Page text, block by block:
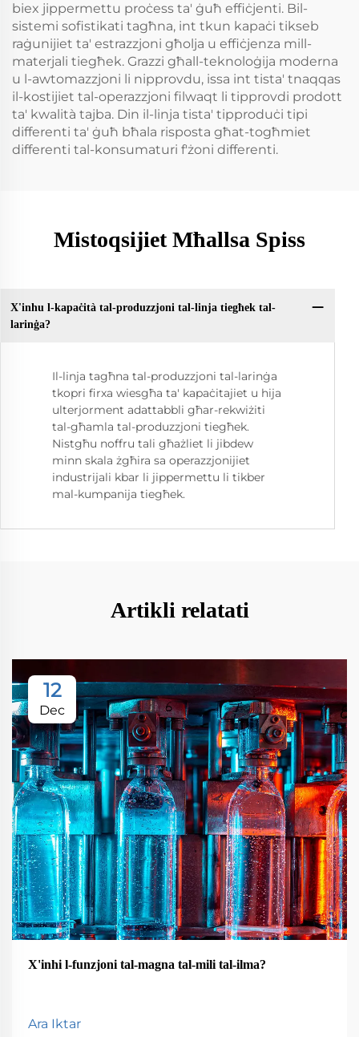
biex jippermettu proċess ta' ġuħ effiċjenti. Bil-
sistemi sofistikati tagħna, int tkun kapaċi tikseb
raġunijiet ta' estrazzjoni għolja u effiċjenza mill-
materjali tiegħek. Grazzi għall-teknoloġija moderna
u l-awtomazzjoni li nipprovdu, issa int tista' tnaqqas
il-kostijiet tal-operazzjoni filwaqt li tipprovdi prodott
ta' kwalità tajba. Din il-linja tista' tipproduċi tipi
differenti ta' ġuħ bħala risposta għat-togħmiet
differenti tal-konsumaturi f'żoni differenti.
Mistoqsijiet Mħallsa Spiss
X'inhu l-kapaċità tal-produzzjoni tal-linja tiegħek tal-
larinġa?
Il-linja tagħna tal-produzzjoni tal-larinġa
tkopri firxa wiesgħa ta' kapaċitajiet u hija
ulterjorment adattabbli għar-rekwiżiti
tal-għamla tal-produzzjoni tiegħek.
Nistgħu noffru tali għażliet li jibdew
minn skala żgħira sa operazzjonijiet
industrijali kbar li jippermettu li tikber
mal-kumpanija tiegħek.
Artikli relatati
12
Dec
X'inhi l-funzjoni tal-magna tal-mili tal-ilma?
Ara Iktar